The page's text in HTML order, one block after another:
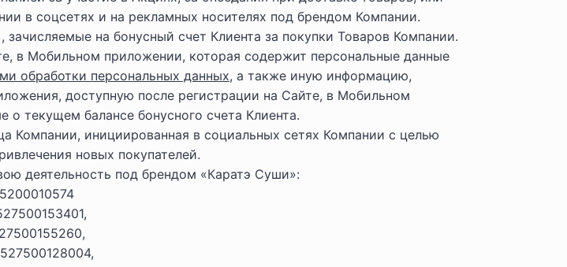
в соцсетях и на рекламных носителях под брендом Компании.
на бонусный счет Клиента за покупки Товаров Компании.
в Мобильном приложении, которая содержит персональные данные
обработки персональных данных, а также иную информацию,
доступную после регистрации на Сайте, в Мобильном
текущем балансе бонусного счета Клиента.
Компании, инициированная в социальных сетях Компании с целью
новых покупателей.
деятельность под брендом «Каратэ Суши»: